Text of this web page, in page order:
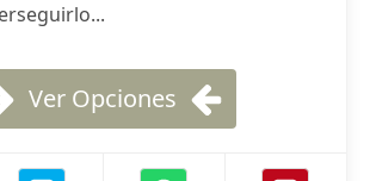
Ver Opciones